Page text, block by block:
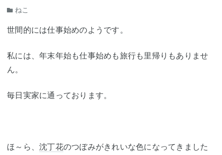
ねこ
世間的には仕事始めのようです。
私には、年末年始も仕事始めも旅行も里帰りもありませ
ん。
毎日実家に通っております。
ほ～ら、 沈丁花のつぼみがきれいな色になってきました